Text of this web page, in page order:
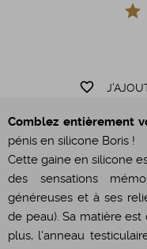
favorite_border
Comblez entièrement
pénis en silicone Boris !
Cette gaine en silicone
des sensations
généreuses et à ses
de peau). Sa matière
plus, l'anneau